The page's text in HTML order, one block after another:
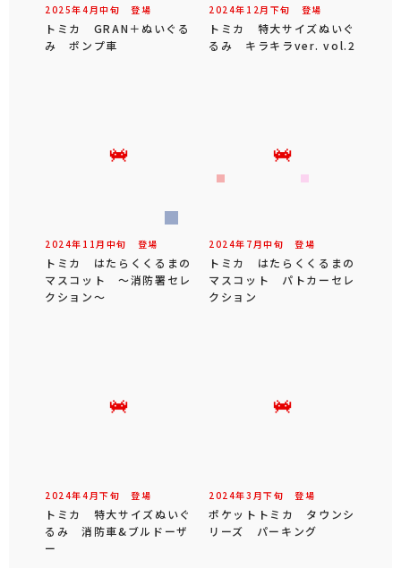
2025年4 月中旬 登場
トミカ GRAN＋ぬいぐる
み ポンプ車
2024年 12 月 下旬 登場
トミカ 特大サイズぬいぐ
るみ キラキラver. vol.2
2024年 11 月 中旬 登場
トミカ はたらくくるまの
マスコット ～消防署セレ
クション～
2024年 7 月中旬 登場
トミカ はたらくくるまの
マスコット パトカーセレ
クション
2024年4 月下旬 登場
トミカ 特大サイズぬいぐ
るみ 消防車&ブルドーザ
ー
2024年3 月下旬 登場
ポケットトミカ タウンシ
リーズ パーキング